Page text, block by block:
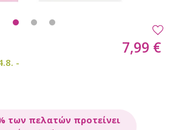
-
7,99 €
των πελατών προτείνει